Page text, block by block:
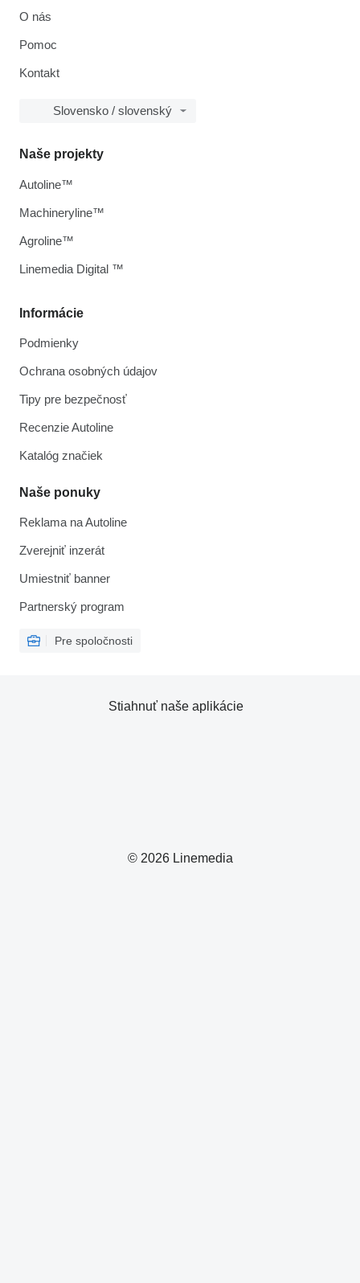
O nás
Pomoc
Kontakt
Slovensko / slovenský
Informácie
Podmienky
Ochrana osobných údajov
Tipy pre bezpečnosť
Recenzie Autoline
Katalóg značiek
Naše ponuky
Reklama na Autoline
Zverejniť inzerát
Umiestniť banner
Partnerský program
Pre spoločnosti
Naše projekty
Autoline™
Machineryline™
Agroline™
Linemedia Digital ™
© 2026 Linemedia
Stiahnuť naše aplikácie